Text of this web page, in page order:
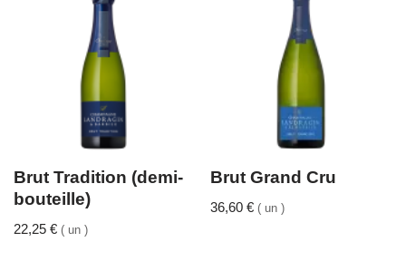
Brut Tradition (demi-
bouteille)
22,25 € ( un )
Brut Grand Cru
36,60€ ( un )